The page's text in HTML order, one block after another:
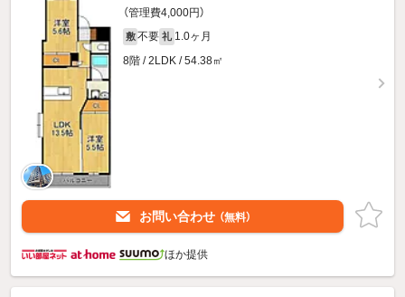
（管理費4,000円）
敷 不要 礼 1.0ヶ月
8階 / 2LDK / 54.38㎡
お問い合わせ （無料）
ほか提供